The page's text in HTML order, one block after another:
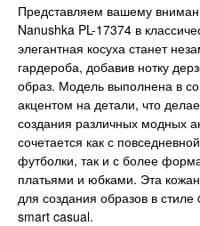
Представляем вашему
Nanushka PL-17374 в
элегантная косуха станет
гардероба, добавив нотку
образ. Модель выполнена в
акцентом на детали, что
создания различных модных
сочетается как с
футболки, так и с более
платьями и юбками. Эта
для создания образов в
smart casual.